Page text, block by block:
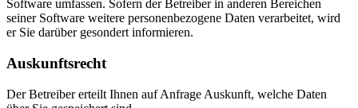
Software umfassen. Sofern der Betreiber in anderen Bereichen
seiner Software weitere personenbezogene Daten verarbeitet, wird
er Sie darüber gesondert informieren.
Auskunftsrecht
Der Betreiber erteilt Ihnen auf Anfrage Auskunft, welche Daten